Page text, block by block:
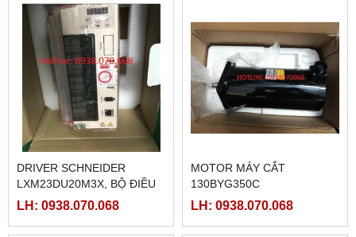
DRIVER SCHNEIDER
LXM23DU20M3X, BỘ ĐIỀU
KHIỂN SERVO
LH: 0938.070.068
MOTOR MÁY CẮT
130BYG350C
LH: 0938.070.068